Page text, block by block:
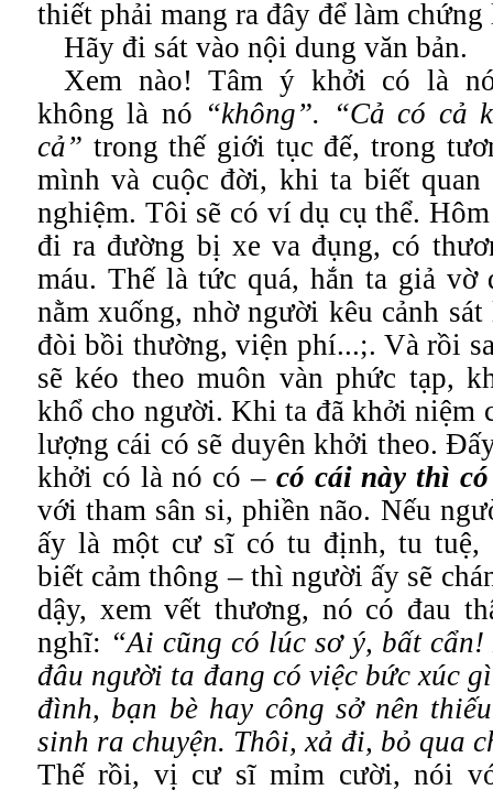
thiết phải mang ra đây để làm
Hãy đi sát vào nội dung văn bản.
Xem nào! Tâm ý khởi có là
không là nó “không”. “Cả có cả
cả” trong thế giới tục đế, trong
mình và cuộc đời, khi ta biết quan
nghiệm. Tôi sẽ có ví dụ cụ thể.
đi ra đường bị xe va đụng, có
máu. Thế là tức quá, hắn ta giả vờ
nằm xuống, nhờ người kêu cảnh
đòi bồi thường, viện phí...;. Và rồi
sẽ kéo theo muôn vàn phức tạp,
khổ cho người. Khi ta đã khởi niệm
lượng cái có sẽ duyên khởi theo.
khởi có là nó có – có cái này thì
với tham sân si, phiền não. Nếu
ấy là một cư sĩ có tu định, tu tuệ,
biết cảm thông – thì người ấy sẽ
dậy, xem vết thương, nó có đau
nghĩ: “Ai cũng có lúc sơ ý, bất
đâu người ta đang có việc bức xúc
đình, bạn bè hay công sở nên
sinh ra chuyện. Thôi, xả đi, bỏ qua
Thế rồi, vị cư sĩ mỉm cười, nói